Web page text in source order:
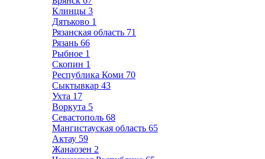
Клинцы 3
Дятьково 1
Рязанская область 71
Рязань 66
Рыбное 1
Скопин 1
Республика Коми 70
Сыктывкар 43
Ухта 17
Воркута 5
Севастополь 68
Мангистауская область 65
Актау 59
Жанаозен 2